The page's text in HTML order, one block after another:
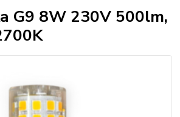
G9 8W 230V 500lm,